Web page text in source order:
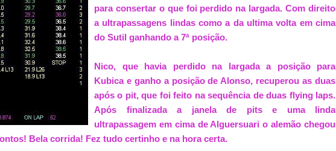
para consertar o que foi perdido na largada. Com direito
a ultrapassagens lindas como a da ultima volta em cima
do Sutil ganhando a 7ª posição.
Nico, que havia perdido na largada a posição para
Kubica e ganho a posição de Alonso, recuperou as duas
após o pit, que foi feito na sequência de duas flying laps.
Após finalizada a janela de pits e uma linda
ultrapassagem em cima de Alguersuari o alemão chegou
Bela corrida! Fez tudo certinho e na hora certa.